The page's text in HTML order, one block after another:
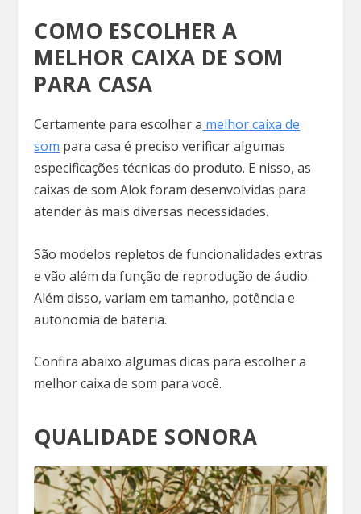
COMO ESCOLHER A
MELHOR CAIXA DE SOM
PARA CASA
Certamente para escolher a melhor caixa de
som para casa é preciso verificar algumas
especificações técnicas do produto. E nisso, as
caixas de som Alok foram desenvolvidas para
atender às mais diversas necessidades.
São modelos repletos de funcionalidades extras
e vão além da função de reprodução de áudio.
Além disso, variam em tamanho, potência e
autonomia de bateria.
Confira abaixo algumas dicas para escolher a
melhor caixa de som para você.
QUALIDADE SONORA